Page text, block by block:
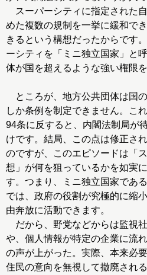
スーパーシティに指定された
めた複数の規制を一挙に緩和で
きるという構想だったからです
ーシティを「ミニ独立国家」と
体が国を超えるような強い権限
ところが、地方公共団体は国
しか条例を制定できません。こ
94条に反すると、内閣法制局が
けです。結局、この点は修正さ
のですが、このエピソードは「
想」が何を狙っているかを如実
す。つまり、ミニ独立国家であ
では、政府の役割が究極的に縮
由奔放に活動できます。
だから、野党などからは監視
や、個人情報が特定の企業に流
の声が上がった。実際、本来必
住民の意向を無視して撤廃され